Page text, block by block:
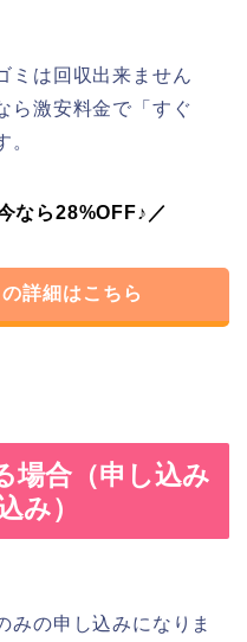
ミは回収出来ません
ら激安料金で「すぐ
。
なら28%OFF♪／
詳細はこちら
場合（申し込み
み）
みの申し込みになりま